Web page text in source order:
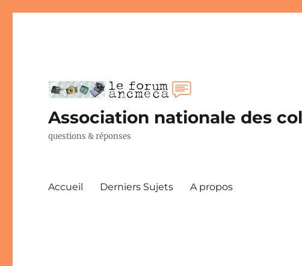
Association nationale des
questions & réponses
Accueil Derniers Sujets A propos